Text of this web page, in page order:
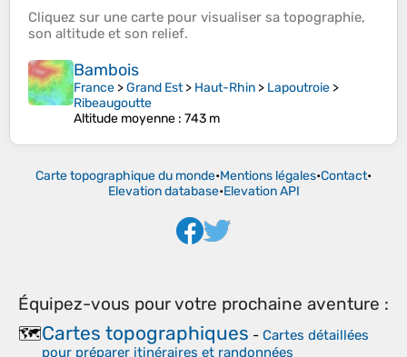
Cliquez sur une carte pour visualiser sa topographie,
son altitude et son relief.
Bambois
France >Grand Est> Haut-Rhin > Lapoutroie >
Ribeaugoutte
Altitude moyenne : 743 m
Carte topographique du monde•Mentions légales•Contact•
Elevation database•Elevation API
Équipez-vous pour votre prochaine aventure :
🗺️Cartes topographiques - Cartes détaillées
pour préparer itinéraires et randonnées